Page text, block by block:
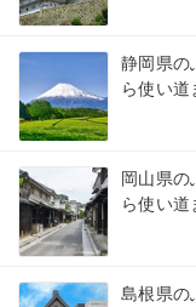
静岡県の
ら使い道
岡山県
ら使い道
島根県の